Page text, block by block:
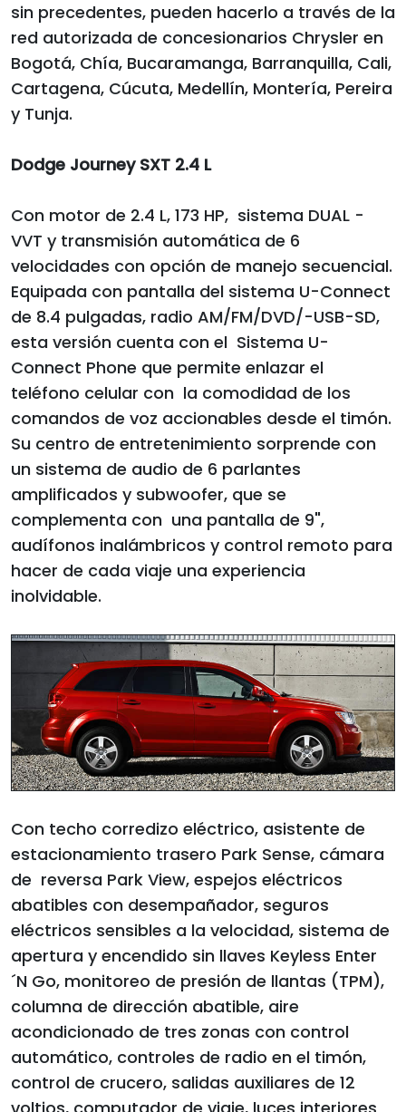
sin precedentes, pueden hacerlo a través de la
red autorizada de concesionarios Chrysler en
Bogotá, Chía, Bucaramanga, Barranquilla, Cali,
Cartagena, Cúcuta, Medellín, Montería, Pereira
y Tunja.
Dodge Journey SXT 2.4 L
Con motor de 2.4 L, 173 HP, sistema DUAL -
VVT y transmisión automática de 6
velocidades con opción de manejo secuencial.
Equipada con pantalla del sistema U-Connect
de 8.4 pulgadas, radio AM/FM/DVD/-USB-SD,
esta versión cuenta con el Sistema U-
Connect Phone que permite enlazar el
teléfono celular con la comodidad de los
comandos de voz accionables desde el timón.
Su centro de entretenimiento sorprende con
un sistema de audio de 6 parlantes
amplificados y subwoofer, que se
complementa con una pantalla de 9",
audífonos inalámbricos y control remoto para
hacer de cada viaje una experiencia
inolvidable.
Con techo corredizo eléctrico, asistente de
estacionamiento trasero Park Sense, cámara
de reversa Park View, espejos eléctricos
abatibles con desempañador, seguros
eléctricos sensibles a la velocidad, sistema de
apertura y encendido sin llaves Keyless Enter
´N Go, monitoreo de presión de llantas (TPM),
columna de dirección abatible, aire
acondicionado de tres zonas con control
automático, controles de radio en el timón,
control de crucero, salidas auxiliares de 12